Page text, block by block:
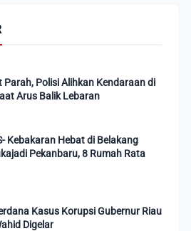
Parah, Polisi Alihkan Kendaraan di
Arus Balik Lebaran
Kebakaran Hebat di Belakang
Pekanbaru, 8 Rumah Rata
Kasus Korupsi Gubernur Riau
Digelar